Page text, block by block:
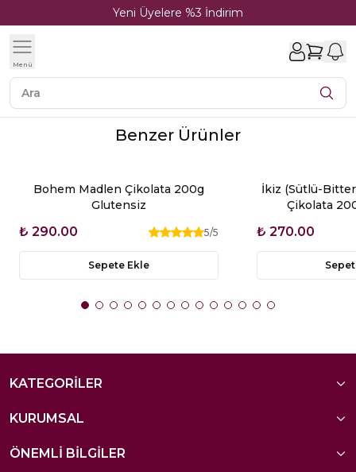
Yeni Üyelere %3 İndirim
Menü
Benzer Ürünler
Bohem Madlen Çikolata 200g
Glutensiz
₺ 290.00 5/5
Sepete Ekle
İkiz (Sütlü-
Çikolata
₺ 270.00
KATEGORİLER
KURUMSAL
ÖNEMLİ BİLGİLER